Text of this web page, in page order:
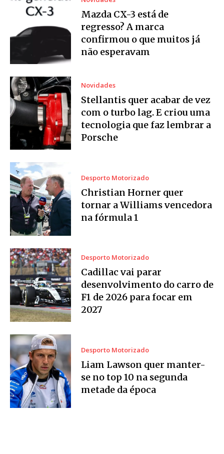
Mazda CX-3 está de
regresso? A marca
confirmou o que muitos já
não esperavam
Novidades
Stellantis quer acabar de vez
com o turbo lag. E criou uma
tecnologia que faz lembrar a
Porsche
Desporto Motorizado
Christian Horner quer
tornar a Williams vencedora
na fórmula 1
Desporto Motorizado
Cadillac vai parar
desenvolvimento do carro de
F1 de 2026 para focar em
2027
Desporto Motorizado
Liam Lawson quer manter-
se no top 10 na segunda
metade da época